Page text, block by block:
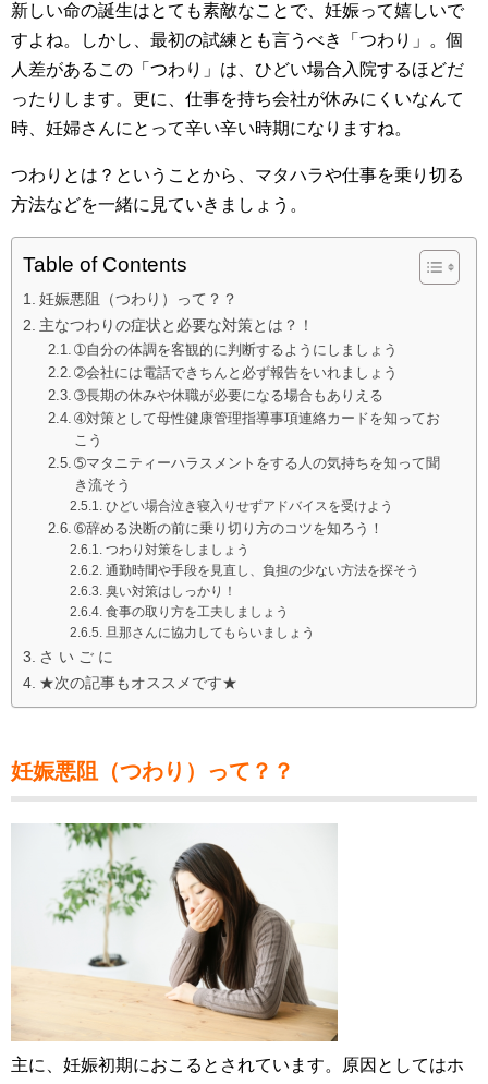
新しい命の誕生はとても素敵なことで、妊娠って嬉しいで
すよね。しかし、最初の試練とも言うべき「つわり」。個
人差があるこの「つわり」は、ひどい場合入院するほどだ
ったりします。更に、仕事を持ち会社が休みにくいなんて
時、妊婦さんにとって辛い辛い時期になりますね。
つわりとは？ということから、マタハラや仕事を乗り切る
方法などを一緒に見ていきましょう。
Table of Contents
妊娠悪阻（つわり）って？？
主なつわりの症状と必要な対策とは？！
➀自分の体調を客観的に判断するようにしましょう
➁会社には電話できちんと必ず報告をいれましょう
➂長期の休みや休職が必要になる場合もありえる
➃対策として母性健康管理指導事項連絡カードを知ってお
こう
➄マタニティーハラスメントをする人の気持ちを知って聞
き流そう
ひどい場合泣き寝入りせずアドバイスを受けよう
➅辞める決断の前に乗り切り方のコツを知ろう！
つわり対策をしましょう
通勤時間や手段を見直し、負担の少ない方法を探そう
臭い対策はしっかり！
食事の取り方を工夫しましょう
旦那さんに協力してもらいましょう
さ い ご に
★次の記事もオススメです★
妊娠悪阻（つわり）って？？
主に、妊娠初期におこるとされています。原因としてはホ